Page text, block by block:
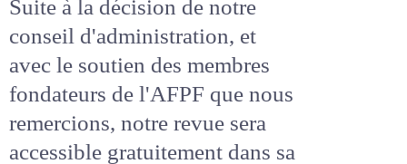
Suite à la décision de notre
conseil d'administration, et
avec le soutien des membres
fondateurs de l'AFPF que nous
remercions, notre revue sera